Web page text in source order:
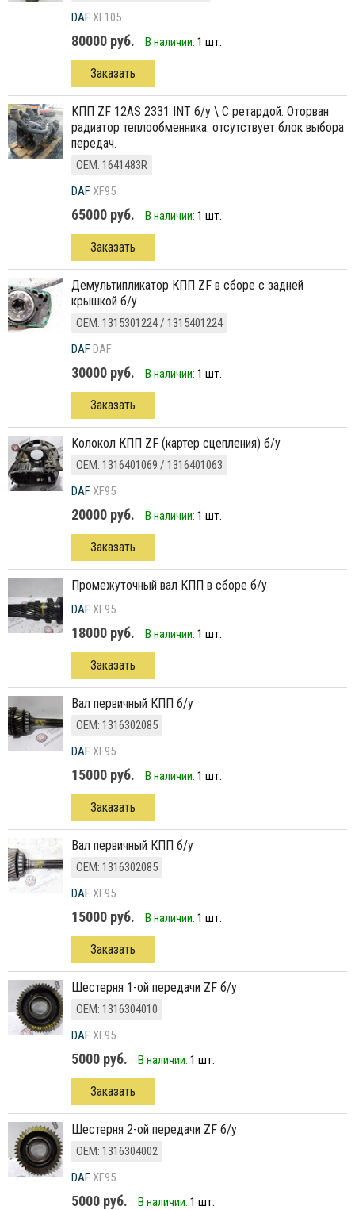
DAFXF105
80000 руб. В наличии: 1 шт.
Заказать
КПП ZF 12AS 2331 INT б/у \ C ретардой. Оторван
радиатор теплообменника. отсутствует блок выбора
передач.
ОЕМ: 1641483R
DAFXF95
65000 руб. В наличии: 1 шт.
Заказать
демультипликатор КПП ZF в сборе с задней
крышкой б/у
ОЕМ: 1315301224 / 1315401224
DAF DAF
30000 руб. В наличии: 1 шт.
Заказать
колокол КПП ZF (картер сцепления) б/у
ОЕМ: 1316401069 / 1316401063
DAFXF95
20000 руб. В наличии: 1 шт.
Заказать
промежуточный вал КПП в сборе б/у
DAFXF95
18000 руб. В наличии: 1 шт.
Заказать
вал первичный КПП б/у
ОЕМ: 1316302085
DAFXF95
15000 руб. В наличии: 1 шт.
Заказать
вал первичный КПП б/у
ОЕМ: 1316302085
DAFXF95
15000 руб. В наличии: 1 шт.
Заказать
шестерня 1-ой передачи ZF б/у
ОЕМ: 1316304010
DAFXF95
5000 руб. В наличии: 1 шт.
Заказать
шестерня 2-ой передачи ZF б/у
ОЕМ: 1316304002
DAFXF95
5000 руб. В наличии: 1 шт.